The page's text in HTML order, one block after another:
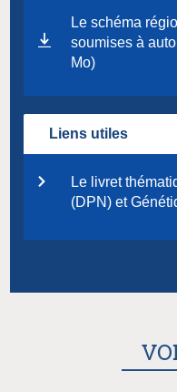
Le schéma
soumises à
Mo)
Liens utiles
Le livret
(DPN) et